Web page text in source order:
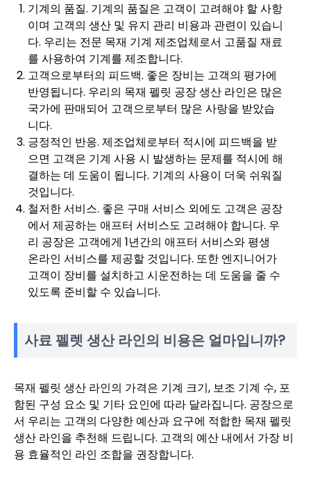
기계의 품질. 기계의 품질은 고객이 고려해야 할 사항
이며 고객의 생산 및 유지 관리 비용과 관련이 있습니
다. 우리는 전문 목재 기계 제조업체로서 고품질 재료
를 사용하여 기계를 제조합니다.
고객으로부터의 피드백. 좋은 장비는 고객의 평가에
반영됩니다. 우리의 목재 펠릿 공장 생산 라인은 많은
국가에 판매되어 고객으로부터 많은 사랑을 받았습
니다.
긍정적인 반응. 제조업체로부터 적시에 피드백을 받
으면 고객은 기계 사용 시 발생하는 문제를 적시에 해
결하는 데 도움이 됩니다. 기계의 사용이 더욱 쉬워질
것입니다.
철저한 서비스. 좋은 구매 서비스 외에도 고객은 공장
에서 제공하는 애프터 서비스도 고려해야 합니다. 우
리 공장은 고객에게 1년간의 애프터 서비스와 평생
온라인 서비스를 제공할 것입니다. 또한 엔지니어가
고객이 장비를 설치하고 시운전하는 데 도움을 줄 수
있도록 준비할 수 있습니다.
사료 펠렛 생산 라인의 비용은 얼마입니까?
목재 펠릿 생산 라인의 가격은 기계 크기, 보조 기계 수, 포
함된 구성 요소 및 기타 요인에 따라 달라집니다. 공장으로
서 우리는 고객의 다양한 예산과 요구에 적합한 목재 펠릿
생산 라인을 추천해 드립니다. 고객의 예산 내에서 가장 비
용 효율적인 라인 조합을 권장합니다.